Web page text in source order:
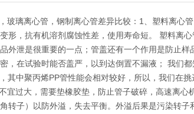
玻璃离心管，钢制离心管差异比较：1、塑料离心
形，抗有机溶剂腐蚀性差，使用寿命短。 塑料离
外泄是很重要的一点；管盖还有一个作用是防止样
，在试验时能否盖严，以到达倒置不漏液； 我们
其中聚丙烯PP管性能会相对较好，所以，我们在
过大，需要垫橡胶垫，防止管子破碎，高速离心
转子）以防外溢，失去平衡。外溢后果是污染转子